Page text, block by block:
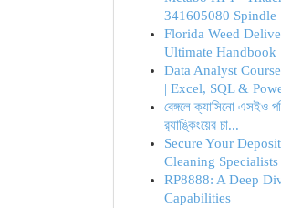
341605080 Spindle
Florida Weed
Ultimate Handbook
Data Analyst
| Excel, SQL &
বেঙ্গলে ক্যাসিনো এসইও
র‍্যাঙ্কিংয়ের চা...
Secure Your
Cleaning Specialists
RP8888: A Deep
Capabilities